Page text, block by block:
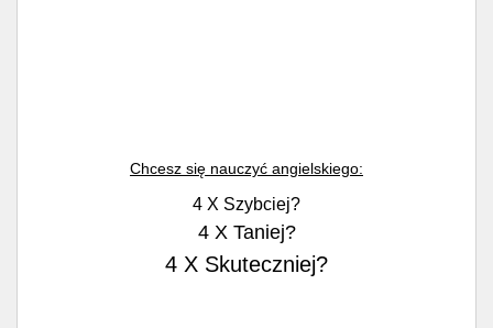
Chcesz się nauczyć angielskiego:
4 X Szybciej?
4 X Taniej?
4 X Skuteczniej?